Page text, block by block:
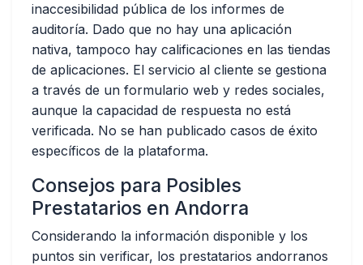
inaccesibilidad pública de los informes de
auditoría. Dado que no hay una aplicación
nativa, tampoco hay calificaciones en las tiendas
de aplicaciones. El servicio al cliente se gestiona
a través de un formulario web y redes sociales,
aunque la capacidad de respuesta no está
verificada. No se han publicado casos de éxito
específicos de la plataforma.
Consejos para Posibles
Prestatarios en Andorra
Considerando la información disponible y los
puntos sin verificar, los prestatarios andorranos